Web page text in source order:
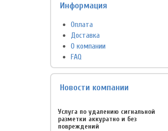
Информация
Оплата
Доставка
О компании
FAQ
Новости компании
Услуга по удалению сигнальной
разметки аккуратно и без
повреждений